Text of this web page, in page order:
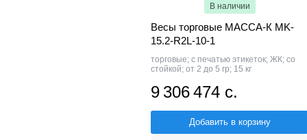
В наличии
Весы торговые МАССА-К MK-
15.2-R2L-10-1
торговые; с печатью этикеток; ЖК; со
стойкой; от 2 до 5 гр; 15 кг
9 306 474 с.
Добавить в корзину